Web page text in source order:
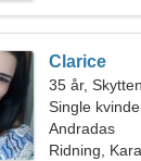
Clarice
35 år, Skytten
Single
Andradas
Ridning,